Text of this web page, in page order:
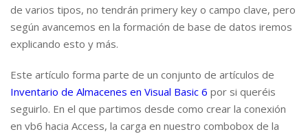
de varios tipos, no tendrán primery key o campo clave, pero
según avancemos en la formación de base de datos iremos
explicando esto y más.
Este artículo forma parte de un conjunto de artículos de
Inventario de Almacenes en Visual Basic 6 por si queréis
seguirlo. En el que partimos desde como crear la conexión
en vb6 hacia Access, la carga en nuestro combobox de la